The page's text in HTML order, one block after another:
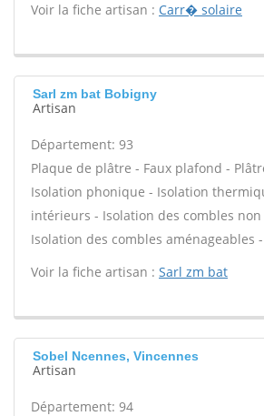
Voir la fiche artisan : Carr� solaire
Sarl zm bat Bobigny
Artisan
Département: 93
Plaque de plâtre - Faux plafond -
Isolation phonique - Isolation
intérieurs - Isolation des combles
Isolation des combles aménageables
Voir la fiche artisan : Sarl zm bat
Sobel Ncennes, Vincennes
Artisan
Département: 94